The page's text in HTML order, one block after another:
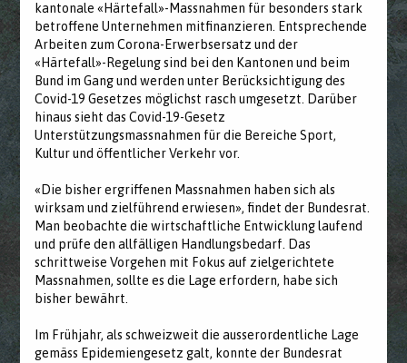
kantonale «Härtefall»-Massnahmen für besonders stark
betroffene Unternehmen mitfinanzieren. Entsprechende
Arbeiten zum Corona-Erwerbsersatz und der
«Härtefall»-Regelung sind bei den Kantonen und beim
Bund im Gang und werden unter Berücksichtigung des
Covid-19 Gesetzes möglichst rasch umgesetzt. Darüber
hinaus sieht das Covid-19-Gesetz
Unterstützungsmassnahmen für die Bereiche Sport,
Kultur und öffentlicher Verkehr vor.
«Die bisher ergriffenen Massnahmen haben sich als
wirksam und zielführend erwiesen», findet der Bundesrat.
Man beobachte die wirtschaftliche Entwicklung laufend
und prüfe den allfälligen Handlungsbedarf. Das
schrittweise Vorgehen mit Fokus auf zielgerichtete
Massnahmen, sollte es die Lage erfordern, habe sich
bisher bewährt.
Im Frühjahr, als schweizweit die ausserordentliche Lage
gemäss Epidemiengesetz galt, konnte der Bundesrat